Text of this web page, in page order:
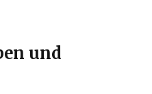
und